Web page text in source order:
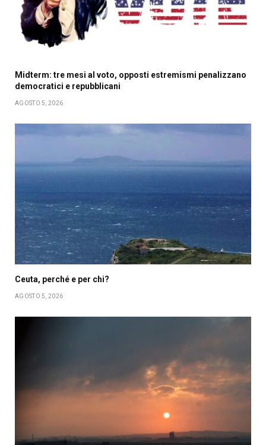
Midterm: tre mesi al voto, opposti estremismi penalizzano
democratici e repubblicani
AGOSTO 5, 2026
Ceuta, perché e per chi?
AGOSTO 5, 2026